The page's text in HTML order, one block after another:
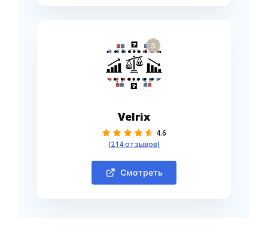
3
Velrix
4.6
(214 отзывов)
Смотреть